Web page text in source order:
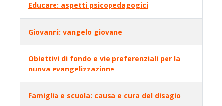
Educare: aspetti psicopedagogici
Giovanni: vangelo giovane
Obiettivi di fondo e vie preferenziali per la
nuova evangelizzazione
Famiglia e scuola: causa e cura del disagio